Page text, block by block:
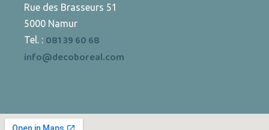
Rue des Brasseurs 51
5000 Namur
Tel. : 081 39 60 68
info@decoboreal.com